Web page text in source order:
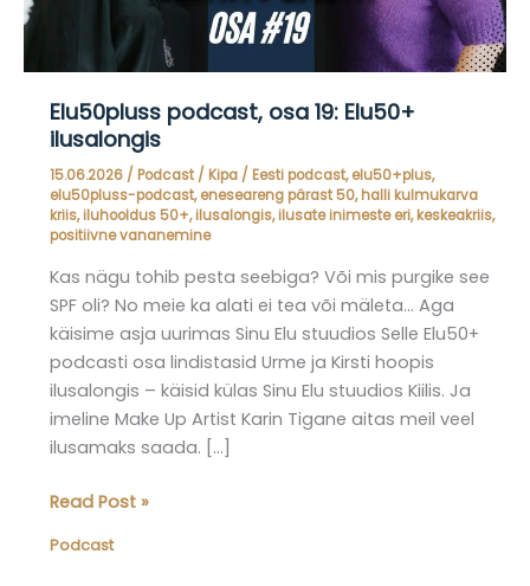
Elu50pluss podcast, osa 19: Elu50+
ilusalongis
15.06.2026 / Podcast/ Kipa / Eesti podcast,elu50+plus,
elu50pluss-podcast,eneseareng pärast 50,halli kulmukarva
kriis,iluhooldus 50+,ilusalongis,ilusate inimeste eri,keskeakriis,
positiivne vananemine
Kas nägu tohib pesta seebiga? Või mis purgike see
SPF oli? No meie ka alati ei tea või mäleta… Aga
käisime asja uurimas Sinu Elu stuudios Selle Elu50+
podcasti osa lindistasid Urme ja Kirsti hoopis
ilusalongis – käisid külas Sinu Elu stuudios Kiilis. Ja
imeline Make Up Artist Karin Tigane aitas meil veel
ilusamaks saada. […]
Elu50pluss
osa
Read Post »
Podcast